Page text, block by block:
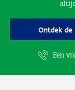
Ontdek de
Een